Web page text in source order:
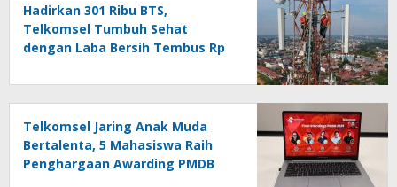
Hadirkan 301 Ribu BTS,
Telkomsel Tumbuh Sehat
dengan Laba Bersih Tembus Rp
Telkomsel Jaring Anak Muda
Bertalenta, 5 Mahasiswa Raih
Penghargaan Awarding PMDB